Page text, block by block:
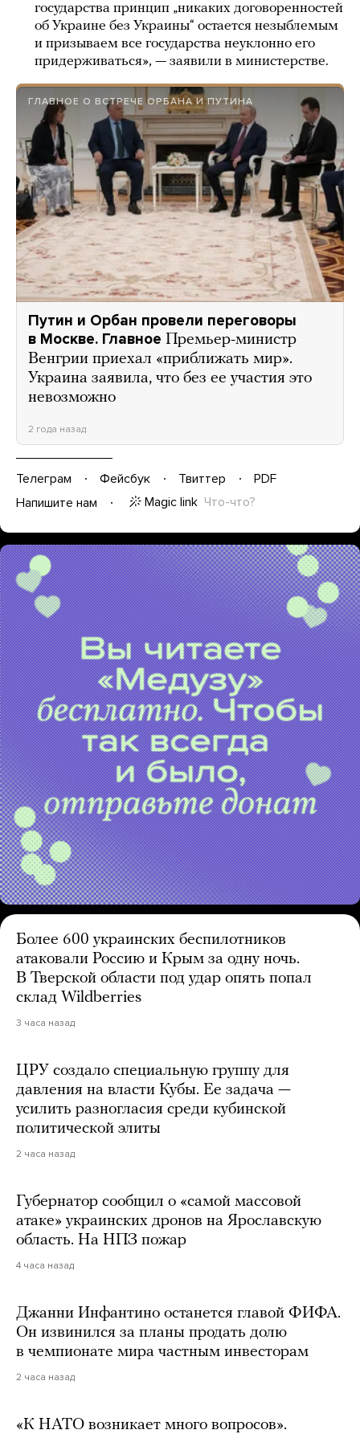
государства принцип „никаких договоренностей
об Украине без Украины“ остается незыблемым
и призываем все государства неуклонно его
придерживаться», — заявили в министерстве.
ГЛАВНОЕ О ВСТРЕЧЕ ОРБАНА И ПУТИНА
Путин и Орбан провели переговоры
в Москве. Главное Премьер-министр
Венгрии приехал «приближать мир».
Украина заявила, что без ее участия это
невозможно
2 года назад
Телеграм Фейсбук Твиттер
PDF
Напишите нам
Magic link Что-что?
Более 600 украинских беспилотников
атаковали Россию и Крым за одну ночь.
В Тверской области под удар опять попал
склад Wildberries
3 часа назад
ЦРУ создало специальную группу для
давления на власти Кубы. Ее задача —
усилить разногласия среди кубинской
политической элиты
2 часа назад
Губернатор сообщил о «самой массовой
атаке» украинских дронов на Ярославскую
область. На НПЗ пожар
4 часа назад
Джанни Инфантино останется главой ФИФА.
Он извинился за планы продать долю
в чемпионате мира частным инвесторам
2 часа назад
«К НАТО возникает много вопросов».